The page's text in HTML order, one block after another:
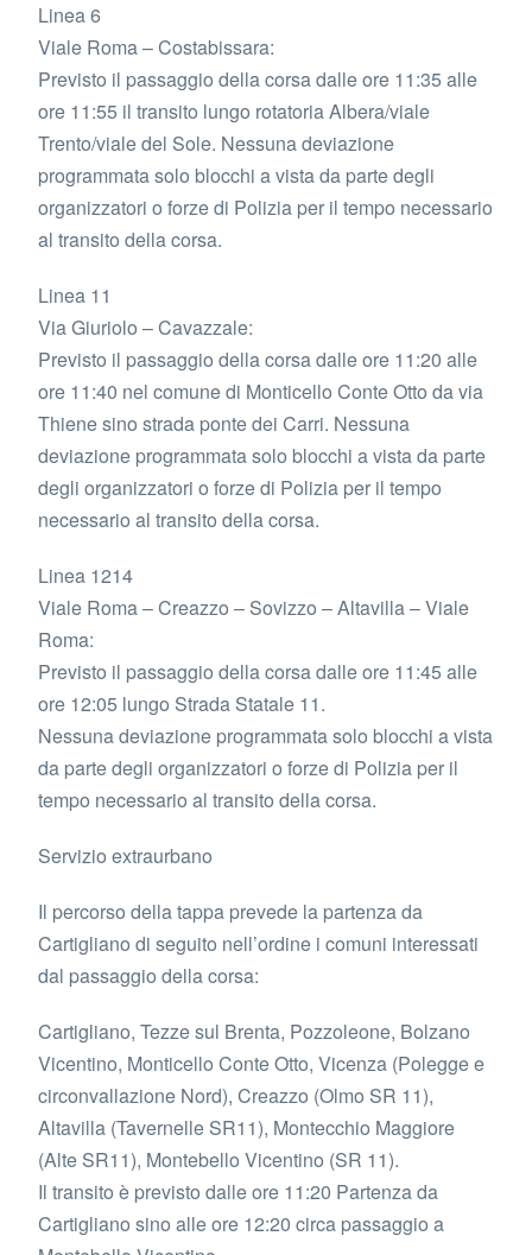
Linea 6
Viale Roma – Costabissara:
Previsto il passaggio della corsa dalle ore 11:35 alle
ore 11:55 il transito lungo rotatoria Albera/viale
Trento/viale del Sole. Nessuna deviazione
programmata solo blocchi a vista da parte degli
organizzatori o forze di Polizia per il tempo necessario
al transito della corsa.
Linea 11
Via Giuriolo – Cavazzale:
Previsto il passaggio della corsa dalle ore 11:20 alle
ore 11:40 nel comune di Monticello Conte Otto da via
Thiene sino strada ponte dei Carri. Nessuna
deviazione programmata solo blocchi a vista da parte
degli organizzatori o forze di Polizia per il tempo
necessario al transito della corsa.
Linea 1214
Viale Roma – Creazzo – Sovizzo – Altavilla – Viale
Roma:
Previsto il passaggio della corsa dalle ore 11:45 alle
ore 12:05 lungo Strada Statale 11.
Nessuna deviazione programmata solo blocchi a vista
da parte degli organizzatori o forze di Polizia per il
tempo necessario al transito della corsa.
Servizio extraurbano
Il percorso della tappa prevede la partenza da
Cartigliano di seguito nell’ordine i comuni interessati
dal passaggio della corsa:
Cartigliano, Tezze sul Brenta, Pozzoleone, Bolzano
Vicentino, Monticello Conte Otto, Vicenza (Polegge e
circonvallazione Nord), Creazzo (Olmo SR 11),
Altavilla (Tavernelle SR11), Montecchio Maggiore
(Alte SR11), Montebello Vicentino (SR 11).
Il transito è previsto dalle ore 11:20 Partenza da
Cartigliano sino alle ore 12:20 circa passaggio a